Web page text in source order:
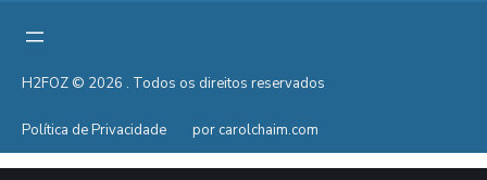
H2FOZ © 2026 . Todos os direitos reservados
Política de Privacidade por carolchaim.com